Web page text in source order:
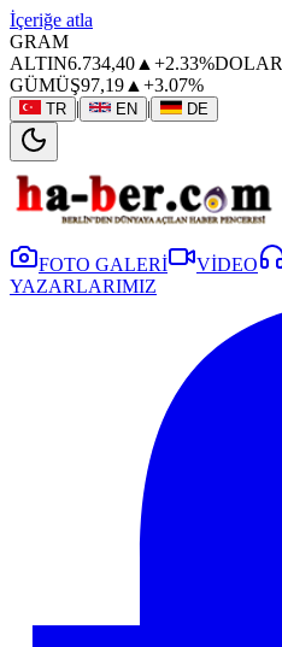
İçeriğe atla
GRAM
ALTIN6.734,40 ▲ +2.33%DOLAR
GÜMÜŞ97,19 ▲ +3.07%
TR | EN | DE
FOTO GALERİ VİDEO
YAZARLARIMIZ